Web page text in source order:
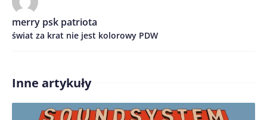
Treść komentarza*
merry psk patriota
świat za krat nie jest kolorowy PDW
Inne artykuły